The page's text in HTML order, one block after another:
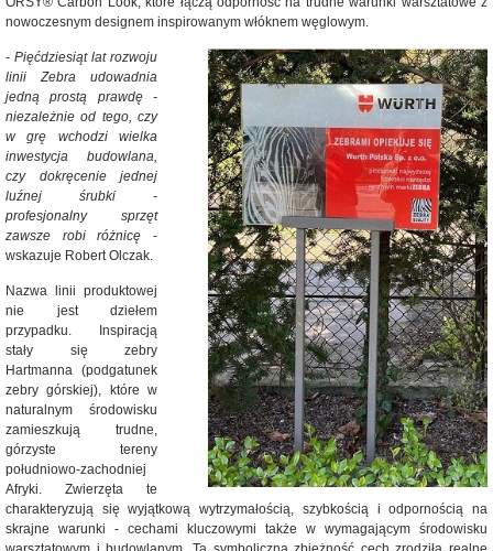
nowoczesnym designem inspirowanym włóknem węglowym.
- Pięćdziesiąt lat rozwoju
linii Zebra udowadnia
jedną prostą prawdę -
niezależnie od tego, czy
w grę wchodzi wielka
inwestycja budowlana,
czy dokręcenie jednej
luźnej śrubki -
profesjonalny sprzęt
zawsze robi różnicę -
wskazuje Robert Olczak.
Nazwa linii produktowej
nie jest dziełem
przypadku. Inspiracją
stały się zebry
Hartmanna (podgatunek
zebry górskiej), które w
naturalnym środowisku
zamieszkują trudne,
górzyste tereny
południowo-zachodniej
Afryki. Zwierzęta te
charakteryzują się wyjątkową wytrzymałością, szybkością i odpornością na
skrajne warunki - cechami kluczowymi także w wymagającym środowisku